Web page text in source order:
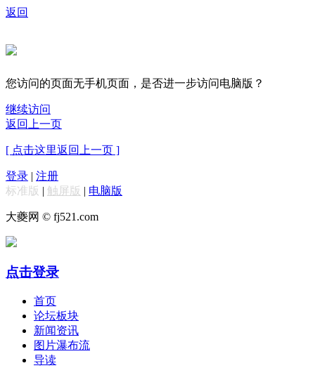
返回
您访问的页面无手机页面，是否进一步访问电脑版？
继续访问
返回上一页
[ 点击这里返回上一页 ]
登录 | 注册
标准版 | 触屏版 | 电脑版
大夔网 © fj521.com
点击登录
首页
论坛板块
新闻资讯
图片瀑布流
导读